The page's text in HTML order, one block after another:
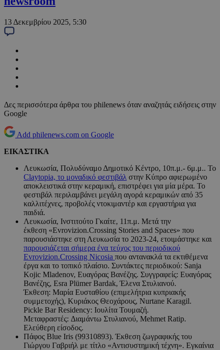
13 Δεκεμβρίου 2025, 5:30
Δες περισσότερα άρθρα του philenews όταν αναζητάς ειδήσεις στην
Google
Add philenews.com on Google
ΕΙΚΑΣΤΙΚΑ
Λευκωσία, Πολυδύναμο Δημοτικό Κέντρο, 10π.μ.- 6μ.μ.. Το
Claytopia, το μοναδικό φεστιβάλ στην Κύπρο αφιερωμένο
αποκλειστικά στην κεραμική, επιστρέφει για μία μέρα. Το
φεστιβάλ περιλαμβάνει μεγάλη αγορά κεραμικών από 35
καλλιτέχνες, προβολές ντοκιμαντέρ και εργαστήρια για
παιδιά.
Λευκωσία, Ινστιτούτο Γκαίτε, 11π.μ. Μετά την
έκθεση «Evrovizion.Crossing Stories and Spaces» που
παρουσιάστηκε στη Λευκωσία το 2023-24, ετοιμάστηκε και
παρουσιάζεται σήμερα ένα τεύχος του περιοδικού
Evrovizion.Crossing Nicosia που αντανακλά τα εκτιθέμενα
έργα και το τοπικό πλαίσιο. Συντάκτες περιοδικού: Sanja
Kojic Mladenov, Ευαγόρας Βανέζης. Συγγραφείς: Ευαγόρας
Βανέζης, Esra Plümer Bardak, Έλενα Στυλιανού.
Έκθεση: Μαρία Ευσταθίου (επιμελήτρια κυπριακής
συμμετοχής), Κυριάκος Θεοχάρους, Nurtane Karagil.
Pickle Bar Residency: Ιουλίτα Τουμαζή.
Μεταφραστές: Διαμάντω Στυλιανού, Mehmet Ratip.
Ελεύθερη είσοδος.
Πάφος Blue Iris (99310893). Έκθεση ζωγραφικής του
Γιώργου Γαβριήλ με τίτλο «Αντισυστημική τέχνη». Εγκαίνια